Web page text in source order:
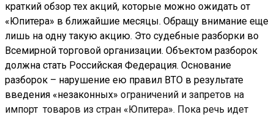
краткий обзор тех акций, которые можно ожидать от
«Юпитера» в ближайшие месяцы. Обращу внимание еще
лишь на одну такую акцию. Это судебные разборки во
Всемирной торговой организации. Объектом разборок
должна стать Российская Федерация. Основание
разборок – нарушение ею правил ВТО в результате
введения «незаконных» ограничений и запретов на
импорт товаров из стран «Юпитера». Пока речь идет